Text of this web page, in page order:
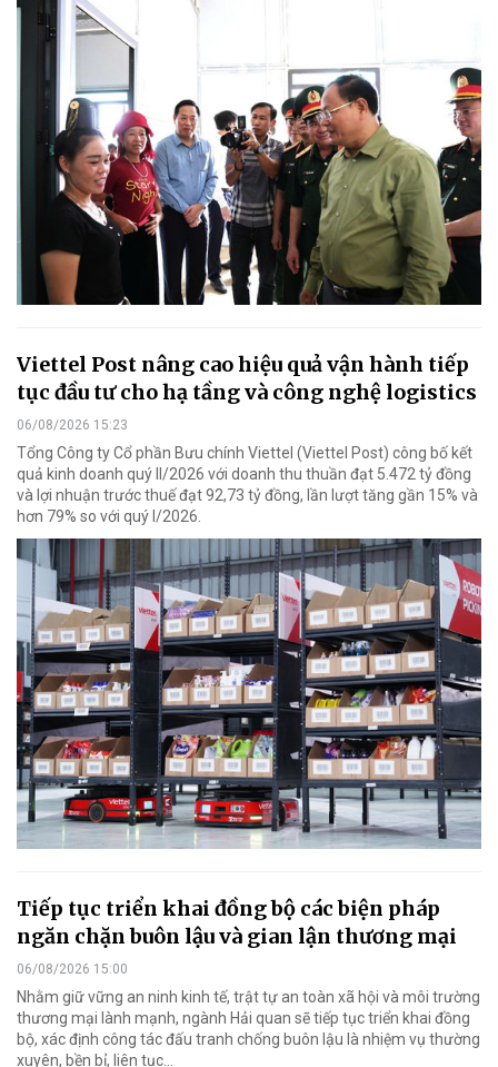
Viettel Post nâng cao hiệu quả vận hành tiếp
tục đầu tư cho hạ tầng và công nghệ logistics
06/08/2026 15:23
Tổng Công ty Cổ phần Bưu chính Viettel (Viettel Post) công bố kết
quả kinh doanh quý II/2026 với doanh thu thuần đạt 5.472 tỷ đồng
và lợi nhuận trước thuế đạt 92,73 tỷ đồng, lần lượt tăng gần 15% và
hơn 79% so với quý I/2026.
Tiếp tục triển khai đồng bộ các biện pháp
ngăn chặn buôn lậu và gian lận thương mại
06/08/2026 15:00
Nhằm giữ vững an ninh kinh tế, trật tự an toàn xã hội và môi trường
thương mại lành mạnh, ngành Hải quan sẽ tiếp tục triển khai đồng
bộ, xác định công tác đấu tranh chống buôn lậu là nhiệm vụ thường
xuyên, bền bỉ, liên tục…